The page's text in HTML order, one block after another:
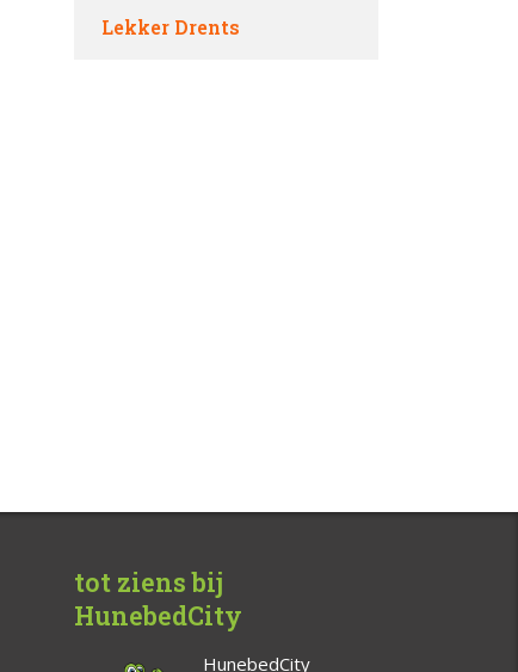
Lekker Drents
tot ziens bij
HunebedCity
HunebedCity